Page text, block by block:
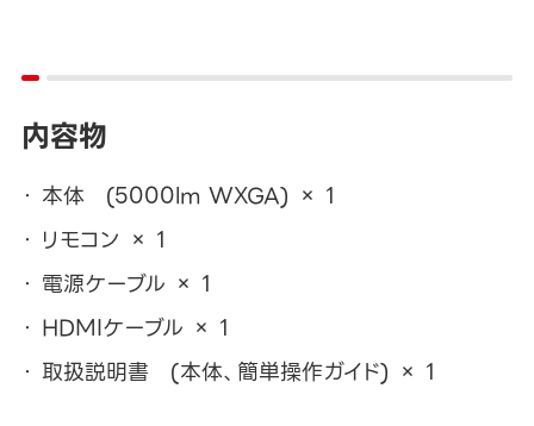
内容物
本体 (5000lm WXGA) × 1
リモコン × 1
電源ケーブル × 1
HDMIケーブル × 1
取扱説明書 (本体、簡単操作ガイド) × 1